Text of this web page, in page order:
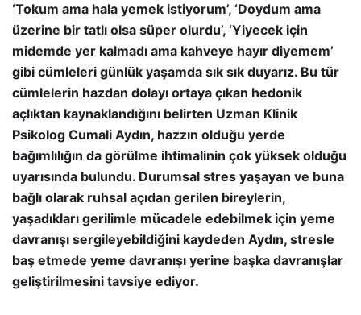
‘Tokum ama hala yemek istiyorum’, ‘Doydum ama
üzerine bir tatlı olsa süper olurdu’, ‘Yiyecek için
midemde yer kalmadı ama kahveye hayır diyemem’
gibi cümleleri günlük yaşamda sık sık duyarız. Bu tür
cümlelerin hazdan dolayı ortaya çıkan hedonik
açlıktan kaynaklandığını belirten Uzman Klinik
Psikolog Cumali Aydın, hazzın olduğu yerde
bağımlılığın da görülme ihtimalinin çok yüksek olduğu
uyarısında bulundu. Durumsal stres yaşayan ve buna
bağlı olarak ruhsal açıdan gerilen bireylerin,
yaşadıkları gerilimle mücadele edebilmek için yeme
davranışı sergileyebildiğini kaydeden Aydın, stresle
baş etmede yeme davranışı yerine başka davranışlar
geliştirilmesini tavsiye ediyor.